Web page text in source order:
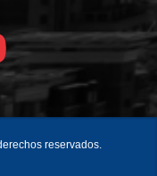
reservados.